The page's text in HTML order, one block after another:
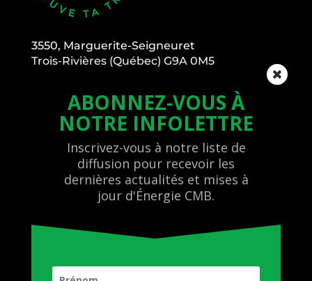
3550, Marguerite-Seigneuret
Trois-Rivières (Québec) G9A 0M5
info@energiecmb.com
819 697-9100
SENTIERS
BILLETTERIE
LOCATION
NOUS JOINDRE
ABONNEZ-VOUS À
NOTRE INFOLETTRE
Inscrivez-vous à notre liste de
diffusion pour recevoir les
dernières actualités et mises à
jour d'Énergie CMB.